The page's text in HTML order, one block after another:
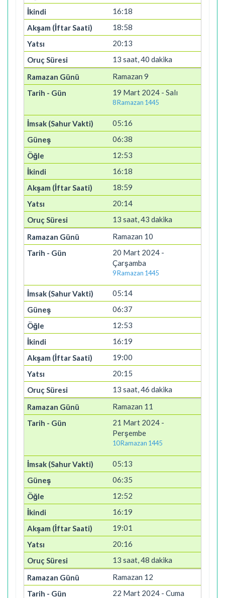
16:18
18:58
20:13
13 saat, 40 dakika
Ramazan 9
19 Mart 2024 - Salı
8 Ramazan 1445
05:16
06:38
12:53
16:18
18:59
20:14
13 saat, 43 dakika
Ramazan 10
20 Mart 2024 -
Çarşamba
9 Ramazan 1445
05:14
06:37
12:53
16:19
19:00
20:15
13 saat, 46 dakika
Ramazan 11
21 Mart 2024 -
Perşembe
10 Ramazan 1445
05:13
06:35
12:52
16:19
19:01
20:16
13 saat, 48 dakika
Ramazan 12
22 Mart 2024 - Cuma